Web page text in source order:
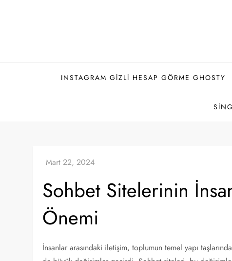
INSTAGRAM GIZLI HESAP GÖRME GHOSTY
Sohbet Sitelerinin
Önemi
İnsanlar arasındaki iletişim, toplumun temel yapı